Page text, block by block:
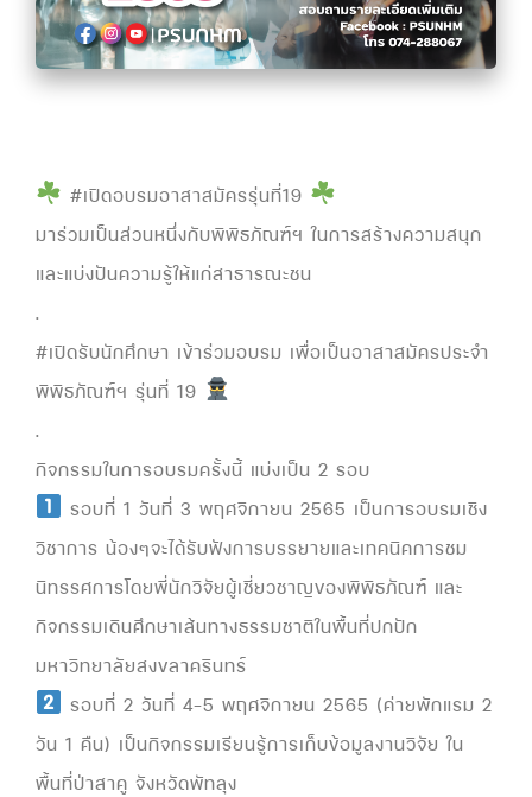
#เปิดอบรมอาสาสมัครรุ่นที่19
มาร่วมเป็นส่วนหนึ่งกับพิพิธภัณฑ์ฯ ในการสร้างความสนุก
และแบ่งปันความรู้ให้แก่สาธารณะชน
.
#เปิดรับนักศึกษา เข้าร่วมอบรม เพื่อเป็นอาสาสมัครประจำ
พิพิธภัณฑ์ฯ รุ่นที่ 19
.
กิจกรรมในการอบรมครั้งนี้ แบ่งเป็น 2 รอบ
รอบที่ 1 วันที่ 3 พฤศจิกายน 2565 เป็นการอบรมเชิง
วิชาการ น้องๆจะได้รับฟังการบรรยายและเทคนิคการชม
นิทรรศการโดยพี่นักวิจัยผู้เชี่ยวชาญของพิพิธภัณฑ์ และ
กิจกรรมเดินศึกษาเส้นทางธรรมชาติในพื้นที่ปกปัก
มหาวิทยาลัยสงขลาครินทร์
รอบที่ 2 วันที่ 4-5 พฤศจิกายน 2565 (ค่ายพักแรม 2
วัน 1 คืน) เป็นกิจกรรมเรียนรู้การเก็บข้อมูลงานวิจัย ใน
พื้นที่ป่าสาคู จังหวัดพัทลุง